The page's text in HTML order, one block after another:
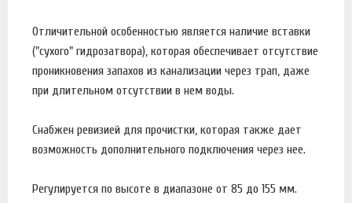
Отличительной особенностью является наличие вставки
("сухого" гидрозатвора), которая обеспечивает отсутствие
проникновения запахов из канализации через трап, даже
при длительном отсутствии в нем воды.
Снабжен ревизией для прочистки, которая также дает
возможность дополнительного подключения через нее.
Регулируется по высоте в диапазоне от 85 до 155 мм.